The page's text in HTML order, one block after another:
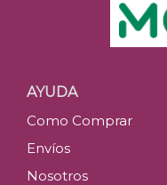
AYUDA
Como Comprar
Envíos
Nosotros